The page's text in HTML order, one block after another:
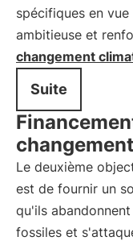
spécifiques en
ambitieuse et
changement
Suite
Le deuxième
est de fournir un
qu'ils
fossiles et